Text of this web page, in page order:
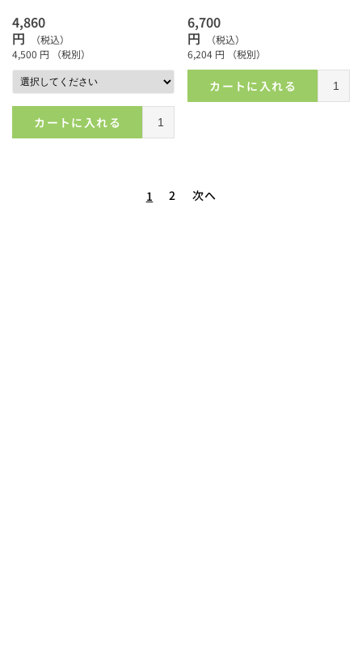
4,860
円
（税込）
4,500 円 （税別）
カートに入れる
6,700
円
（税込）
6,204 円 （税別）
カートに入れる
1 2 次へ